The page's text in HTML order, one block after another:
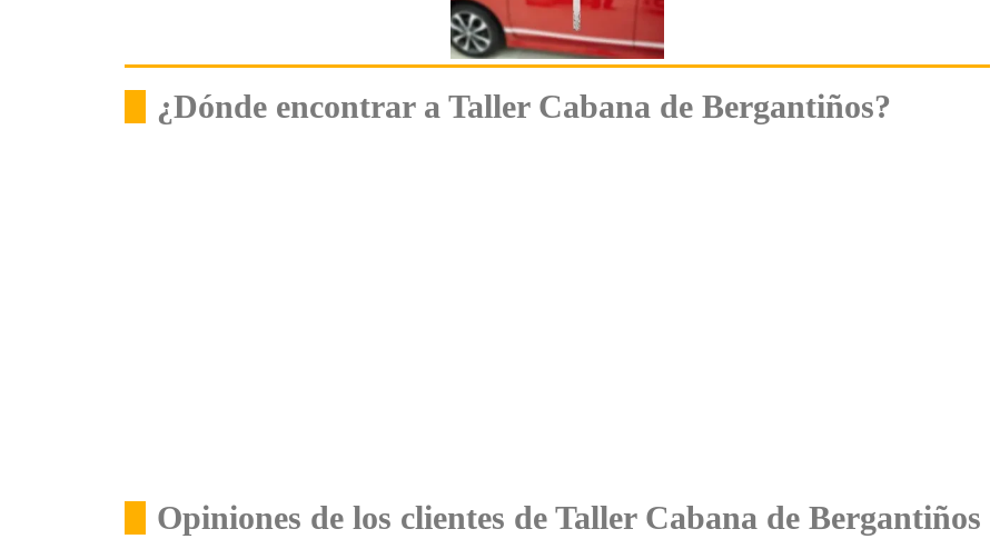
¿Dónde encontrar a Taller Cabana de Bergantiños?
Opiniones de los clientes de Taller Cabana de Bergantiños